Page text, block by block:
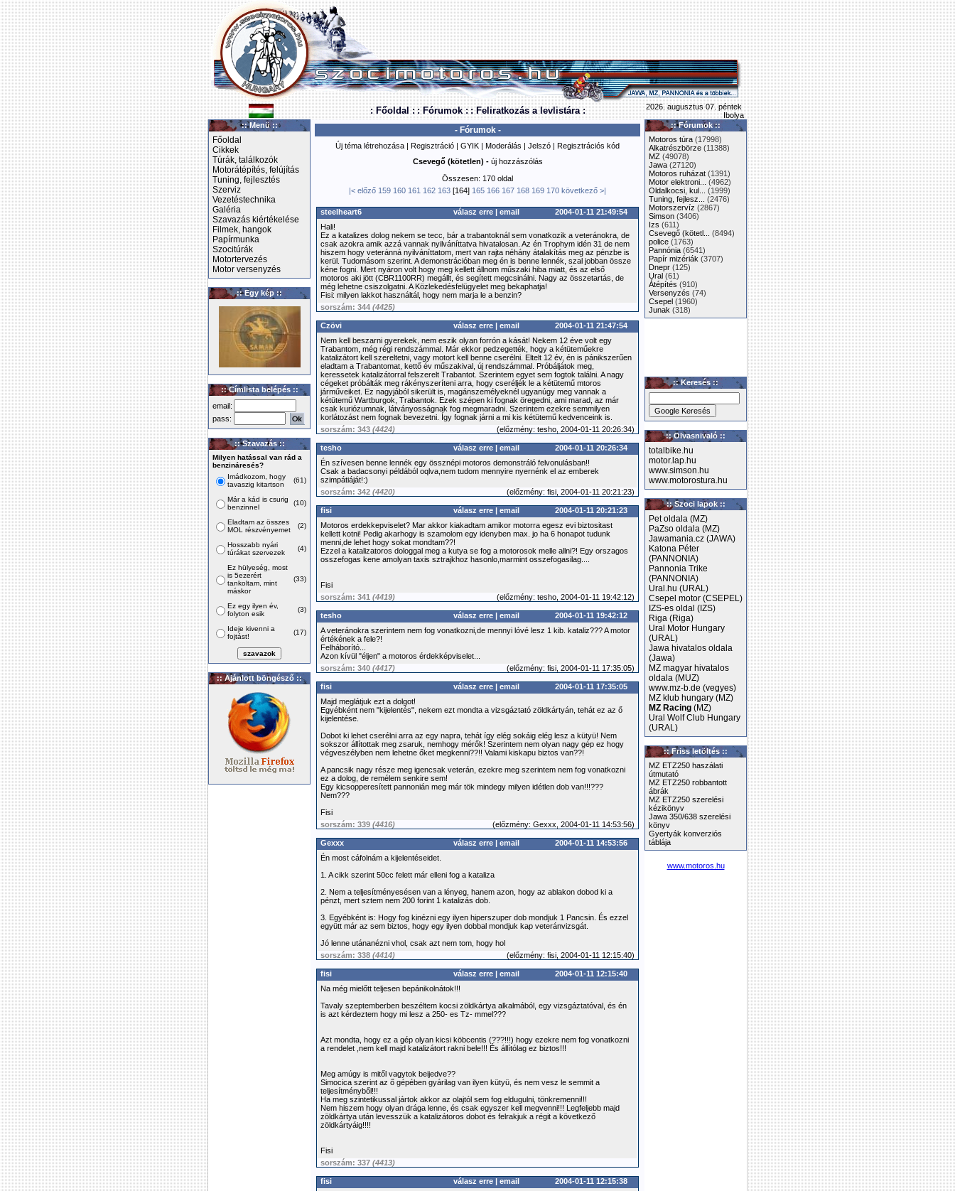
: Főoldal : : Fórumok : : Feliratkozás a levlistára :
2026. augusztus 07. péntek
Ibolya
:: Menü ::
Főoldal
Cikkek
Túrák, találkozók
Motorátépítés, felújítás
Tuning, fejlesztés
Szerviz
Vezetéstechnika
Galéria
Szavazás kiértékelése
Filmek, hangok
Papírmunka
Szocitúrák
Motortervezés
Motor versenyzés
:: Egy kép ::
:: Címlista belépés ::
email:
pass:
:: Szavazás ::
Milyen hatással van rád a
benzináresés?
Imádkozom, hogy
tavaszig kitartson
(61)
Már a kád is csurig
benzinnel
(10)
Eladtam az összes
MOL részvényemet
(2)
Hosszabb nyári
túrákat szervezek
(4)
Ez hülyeség, most
is 5ezerért
tankoltam, mint
máskor
(33)
Ez egy ilyen év,
folyton esik
(3)
Ideje kivenni a
fojtást!
(17)
:: Ajánlott böngésző ::
- Fórumok -
Új téma létrehozása | Regisztráció | GYIK | Moderálás | Jelszó | Regisztrációs kód
Csevegő (kötetlen) - új hozzászólás
Összesen: 170 oldal
|< előző 159 160 161 162 163 [164] 165 166 167 168 169 170 következő >|
steelheart6 válasz erre | email
2004-01-11 21:49:54
Hali!
Ez a katalizes dolog nekem se tecc, bár a trabantoknál sem vonatkozik a veteránokra, de
csak azokra amik azzá vannak nyilváníttatva hivatalosan. Az én Trophym idén 31 de nem
hiszem hogy veteránná nyilváníttatom, mert van rajta néhány átalakítás meg az pénzbe is
kerül. Tudomásom szerint. A demonstrációban meg én is benne lennék, szal jobban össze
kéne fogni. Mert nyáron volt hogy meg kellett állnom műszaki hiba miatt, és az első
motoros aki jött (CBR1100RR) megállt, és segített megcsinálni. Nagy az összetartás, de
még lehetne csiszolgatni. A Közlekedésfelügyelet meg bekaphatja!
Fisi: milyen lakkot használtál, hogy nem marja le a benzin?
sorszám: 344 (4425)
Czövi válasz erre | email
2004-01-11 21:47:54
Nem kell beszarni gyerekek, nem eszik olyan forrón a kását! Nekem 12 éve volt egy
Trabantom, még régi rendszámmal. Már ekkor pedzegették, hogy a kétüteműekre
katalizátort kell szereltetni, vagy motort kell benne cserélni. Eltelt 12 év, én is pánikszerűen
eladtam a Trabantomat, kettő év műszakival, új rendszámmal. Próbáljátok meg,
keressetek katalizátorral felszerelt Trabantot. Szerintem egyet sem fogtok találni. A nagy
cégeket próbálták meg rákényszeríteni arra, hogy cseréljék le a kétütemű mtoros
járműveiket. Ez nagyjából sikerült is, magánszemélyeknél ugyanúgy meg vannak a
kétütemű Wartburgok, Trabantok. Ezek szépen ki fognak öregedni, ami marad, az már
csak kuriózumnak, látványosságnak fog megmaradni. Szerintem ezekre semmilyen
korlátozást nem fognak bevezetni. Így fognak járni a mi kis kétütemű kedvenceink is.
sorszám: 343 (4424) (előzmény: tesho, 2004-01-11 20:26:34)
tesho válasz erre | email
2004-01-11 20:26:34
Én szívesen benne lennék egy össznépi motoros demonstráló felvonulásban!!
Csak a badacsonyi példából oqlva,nem tudom mennyire nyernénk el az emberek
szimpátiáját!:)
sorszám: 342 (4420) (előzmény: fisi, 2004-01-11 20:21:23)
fisi válasz erre | email
2004-01-11 20:21:23
Motoros erdekkepviselet? Mar akkor kiakadtam amikor motorra egesz evi biztositast
kellett kotni! Pedig akarhogy is szamolom egy idenyben max. jo ha 6 honapot tudunk
menni,de lehet hogy sokat mondtam??!
Ezzel a katalizatoros dologgal meg a kutya se fog a motorosok melle allni?! Egy orszagos
osszefogas kene amolyan taxis sztrajkhoz hasonlo,marmint osszefogasilag....
Fisi
sorszám: 341 (4419) (előzmény: tesho, 2004-01-11 19:42:12)
tesho válasz erre | email
2004-01-11 19:42:12
A veteránokra szerintem nem fog vonatkozni,de mennyi lóvé lesz 1 kib. kataliz??? A motor
értékének a fele?!
Felháborító...
Azon kívül "éljen" a motoros érdekképviselet...
sorszám: 340 (4417) (előzmény: fisi, 2004-01-11 17:35:05)
fisi válasz erre | email
2004-01-11 17:35:05
Majd meglátjuk ezt a dolgot!
Egyébként nem "kijelentés", nekem ezt mondta a vizsgáztató zöldkártyán, tehát ez az ő
kijelentése.
Dobot ki lehet cserélni arra az egy napra, tehát így elég sokáig elég lesz a kütyü! Nem
sokszor állítottak meg zsaruk, nemhogy mérők! Szerintem nem olyan nagy gép ez hogy
végveszélyben nem lehetne őket megkenni??!! Valami kiskapu biztos van??!
A pancsik nagy része meg igencsak veterán, ezekre meg szerintem nem fog vonatkozni
ez a dolog, de remélem senkire sem!
Egy kicsopperesített pannonián meg már tök mindegy milyen idétlen dob van!!!???
Nem???
Fisi
sorszám: 339 (4416) (előzmény: Gexxx, 2004-01-11 14:53:56)
Gexxx válasz erre | email
2004-01-11 14:53:56
Én most cáfolnám a kijelentéseidet.
1. A cikk szerint 50cc felett már elleni fog a kataliza
2. Nem a teljesítményesésen van a lényeg, hanem azon, hogy az ablakon dobod ki a
pénzt, mert sztem nem 200 forint 1 katalizás dob.
3. Egyébként is: Hogy fog kinézni egy ilyen hiperszuper dob mondjuk 1 Pancsin. És ezzel
együtt már az sem biztos, hogy egy ilyen dobbal mondjuk kap veteránvizsgát.
Jó lenne utánanézni vhol, csak azt nem tom, hogy hol
sorszám: 338 (4414) (előzmény: fisi, 2004-01-11 12:15:40)
fisi válasz erre | email
2004-01-11 12:15:40
Na még mielőtt teljesen bepánikolnátok!!!
Tavaly szeptemberben beszéltem kocsi zöldkártya alkalmából, egy vizsgáztatóval, és én
is azt kérdeztem hogy mi lesz a 250- es Tz- mmel???
Azt mondta, hogy ez a gép olyan kicsi köbcentis (???!!!) hogy ezekre nem fog vonatkozni
a rendelet ,nem kell majd katalizátort rakni bele!!! És állítólag ez biztos!!!
Meg amúgy is mitől vagytok beijedve??
Simocica szerint az ő gépében gyárilag van ilyen kütyü, és nem vesz le semmit a
teljesítményből!!!
Ha meg szintetikussal jártok akkor az olajtól sem fog eldugulni, tönkremenni!!!
Nem hiszem hogy olyan drága lenne, és csak egyszer kell megvenni!!! Legfeljebb majd
zöldkártya után levesszük a katalizátoros dobot és felrakjuk a régit a következő
zöldkártyáig!!!!
Fisi
sorszám: 337 (4413)
fisi válasz erre | email
2004-01-11 12:15:38
:: Fórumok ::
Motoros túra (17998)
Alkatrészbörze (11388)
MZ (49078)
Jawa (27120)
Motoros ruházat (1391)
Motor elektroni...
(4962)
Oldalkocsi, kul...
(1999)
Tuning, fejlesz...
(2476)
Motorszervíz (2867)
Simson (3406)
Izs (611)
Csevegő (kötetl...
(8494)
police (1763)
Pannónia (6541)
Papír mizériák (3707)
Dnepr (125)
Ural (61)
Átépítés (910)
Versenyzés (74)
Csepel (1960)
Junak (318)
:: Keresés ::
:: Olvasnivaló ::
totalbike.hu
motor.lap.hu
www.simson.hu
www.motorostura.hu
:: Szoci lapok ::
Pet oldala (MZ)
PaZso oldala (MZ)
Jawamania.cz (JAWA)
Katona Péter
(PANNONIA)
Pannonia Trike
(PANNONIA)
Ural.hu (URAL)
Csepel motor (CSEPEL)
IZS-es oldal (IZS)
Riga (Riga)
Ural Motor Hungary
(URAL)
Jawa hivatalos oldala
(Jawa)
MZ magyar hivatalos
oldala (MUZ)
www.mz-b.de (vegyes)
MZ klub hungary (MZ)
MZ Racing (MZ)
Ural Wolf Club Hungary
(URAL)
:: Friss letöltés ::
MZ ETZ250 haszálati
útmutató
MZ ETZ250 robbantott
ábrák
MZ ETZ250 szerelési
kézikönyv
Jawa 350/638 szerelési
könyv
Gyertyák konverziós
táblája
www.motoros.hu